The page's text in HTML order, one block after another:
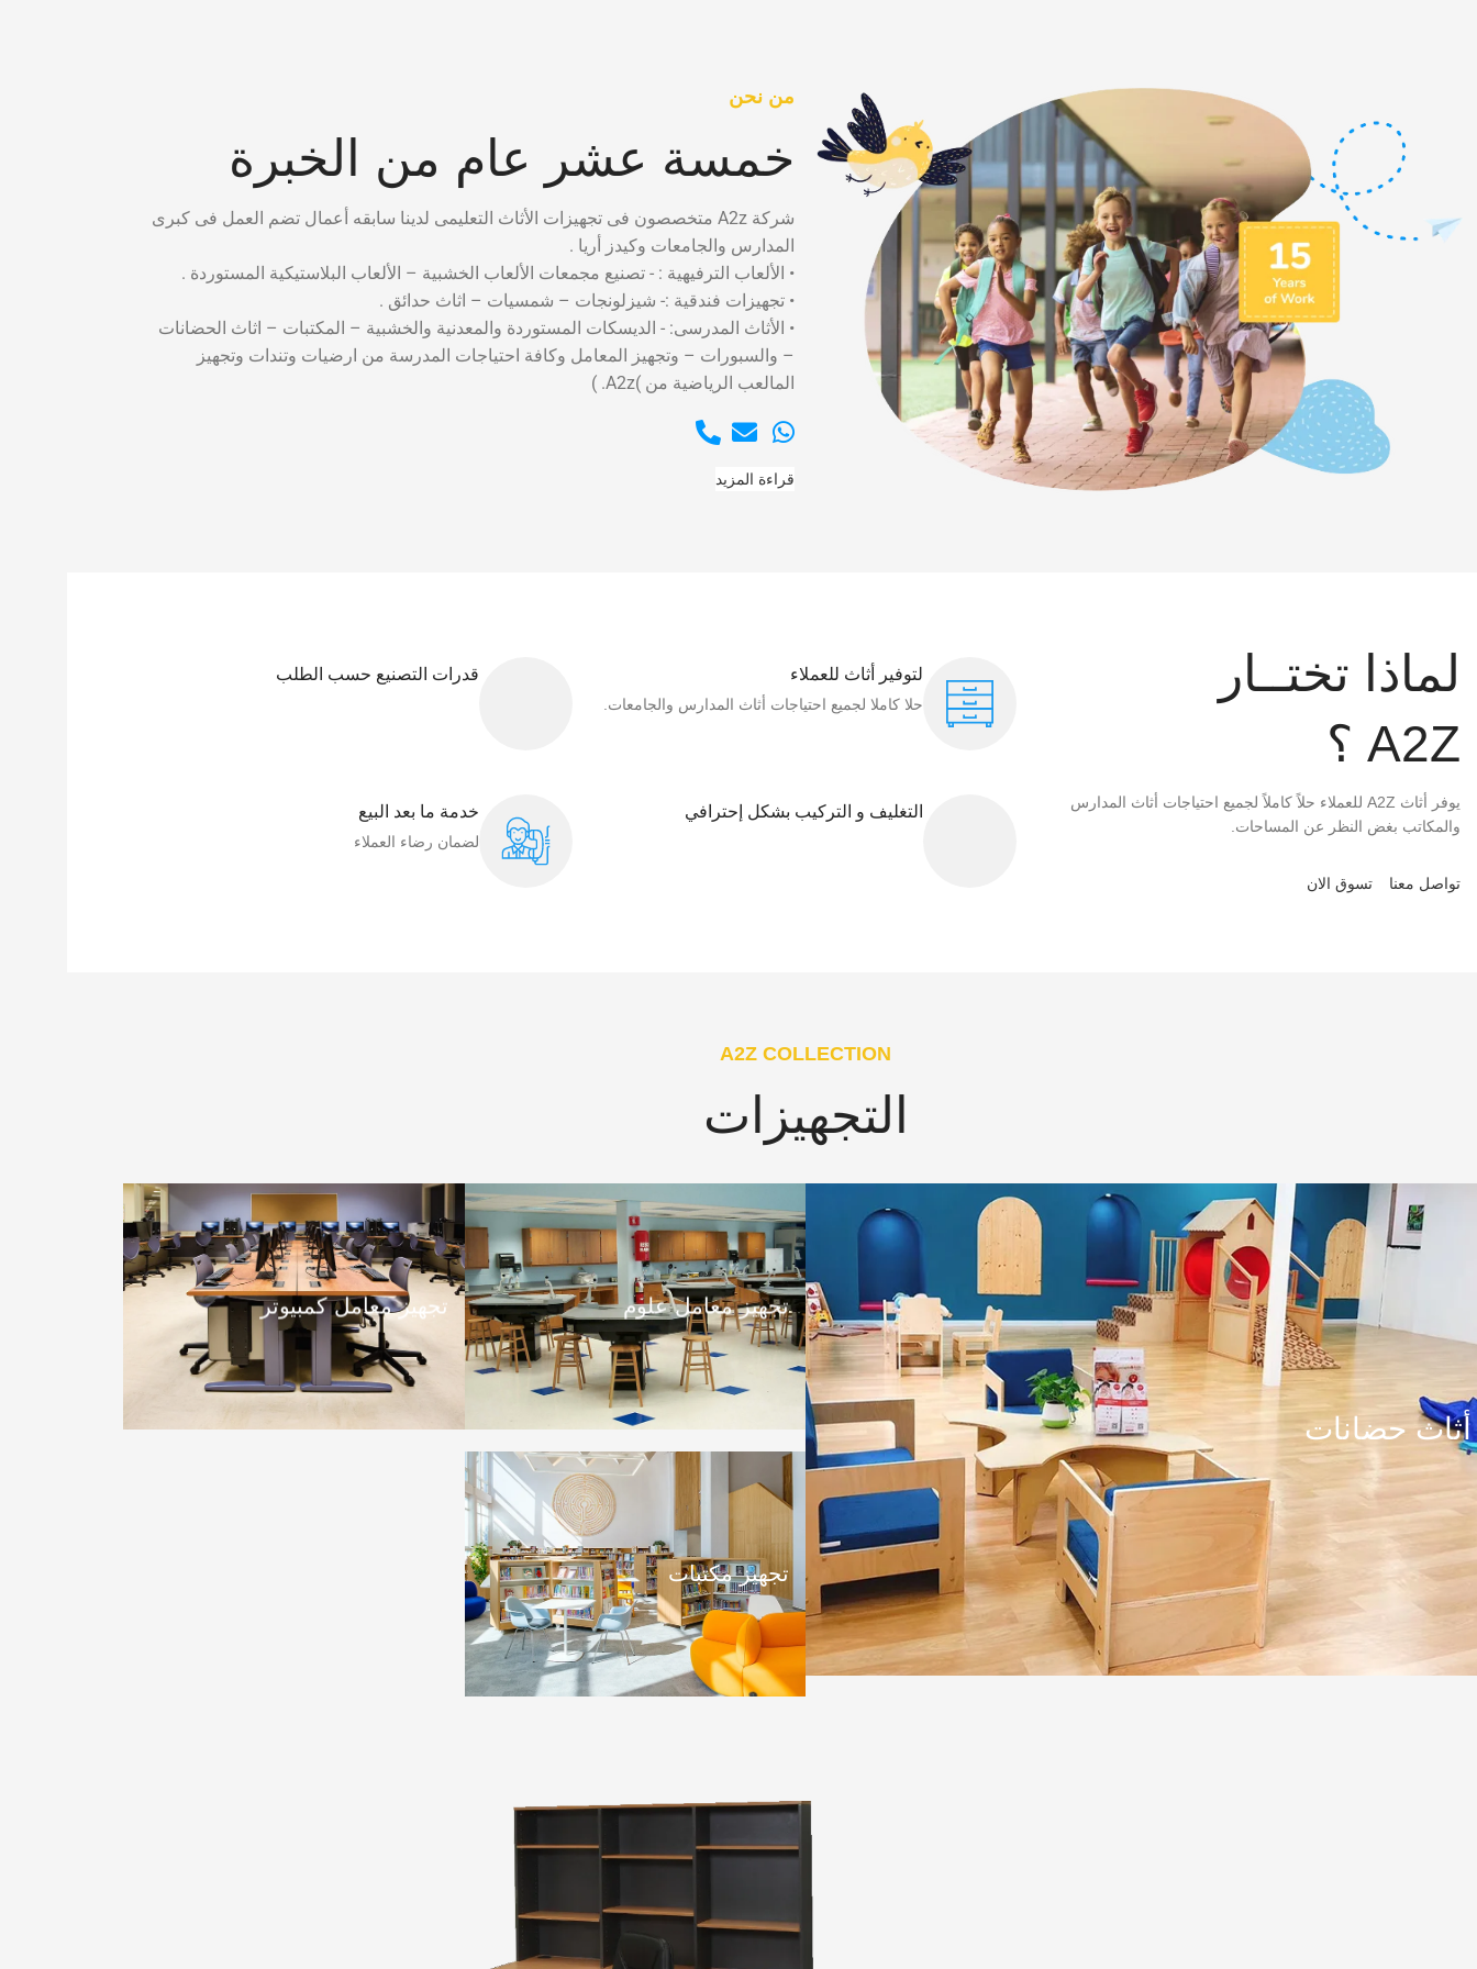
من نحن
خمسة عشر عام من الخبرة
شركة A2z متخصصون فى تجهيزات الأثاث التعليمى لدينا سابقه أعمال تضم العمل فى كبرى
المدارس والجامعات وكيدز أريا .
• الألعاب الترفيهية : - تصنيع مجمعات الألعاب الخشبية – الألعاب البلاستيكية المستوردة .
• تجهيزات فندقية :- شيزلونجات – شمسيات – اثاث حدائق .
• الأثاث المدرسى: - الديسكات المستوردة والمعدنية والخشبية – المكتبات – اثاث الحضانات
– والسبورات – وتجهيز المعامل وكافة احتياجات المدرسة من ارضيات وتندات وتجهيز
المالعب الرياضية من )A2z. )
قراءة المزيد
لماذا تختــار
A2Z ؟
يوفر أثاث A2Z للعملاء حلاً كاملاً لجميع احتياجات أثاث المدارس
والمكاتب بغض النظر عن المساحات.
تواصل معنا تسوق الان
لتوفير أثاث للعملاء
حلا كاملا لجميع احتياجات أثاث المدارس والجامعات.
التغليف و التركيب بشكل إحترافي
قدرات التصنيع حسب الطلب
خدمة ما بعد البيع
لضمان رضاء العملاء​
A2Z COLLECTION
التجهيزات
أثاث حضانات
تجهيز معامل علوم تجهيز معامل كمبيوتر
تجهيز مكتبات